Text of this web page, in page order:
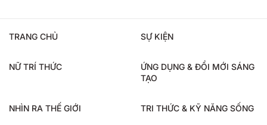
TRANG CHỦ SỰ KIỆN
NỮ TRÍ THỨC
ỨNG DỤNG & ĐỔI MỚI SÁNG
TẠO
NHÌN RA THẾ GIỚI TRI THỨC & KỸ NĂNG SỐNG